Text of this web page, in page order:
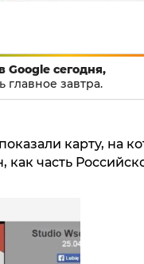
Google сегодня,
главное завтра.
показали карту, на
часть